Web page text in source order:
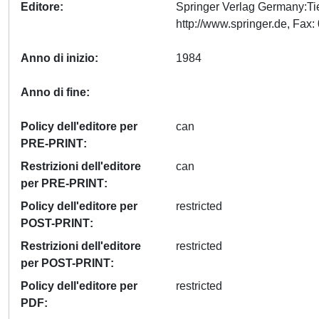
Editore Springer Verlag
Anno di inizio
Anno di fine
Policy dell'editore per
PRE-PRINT
Restrizioni dell'editore
per PRE-PRINT
Policy dell'editore per
POST-PRINT
Restrizioni dell'editore
per POST-PRINT
Policy dell'editore per
PDF